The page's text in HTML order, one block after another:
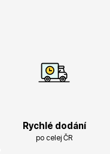
Rychlé dodání
po celej ČR